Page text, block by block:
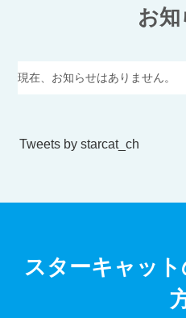
お
現在、お知らせはありません。
Tweets by starcat_ch
スターキャッ